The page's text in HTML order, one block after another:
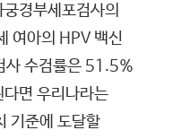
경부세포검사의
여아의 HPV 백신
사 수검률은 51.5%
면 우리나라는
기준에 도달할